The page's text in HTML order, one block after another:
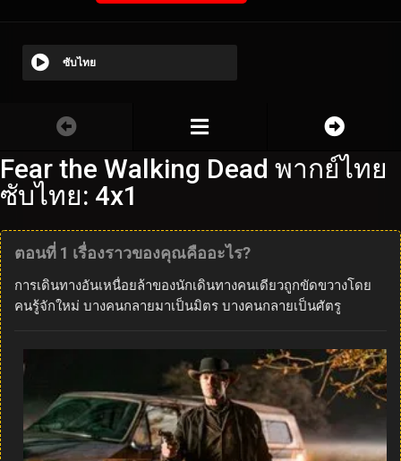
ซับไทย
Fear the Walking Dead พากย์ไทย
ซับไทย: 4x1
ตอนที่ 1 เรื่องราวของคุณคืออะไร?
การเดินทางอันเหนื่อยล้าของนักเดินทางคนเดียวถูกขัดขวางโดย
คนรู้จักใหม่ บางคนกลายมาเป็นมิตร บางคนกลายเป็นศัตรู